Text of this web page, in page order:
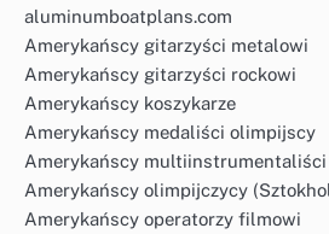
aluminumboatplans.com
Amerykańscy gitarzyści metalowi
Amerykańscy gitarzyści rockowi
Amerykańscy koszykarze
Amerykańscy medaliści olimpijscy
Amerykańscy multiinstrumentaliści
Amerykańscy olimpijczycy
Amerykańscy operatorzy filmowi